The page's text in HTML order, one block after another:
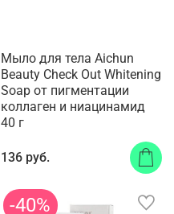
Мыло для тела Aichun
Beauty Check Out Whitening
Soap от пигментации
коллаген и ниацинамид
40 г
136 руб.
-40%